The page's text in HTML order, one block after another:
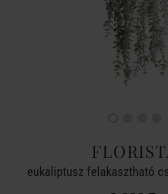
eukaliptusz felakasztható